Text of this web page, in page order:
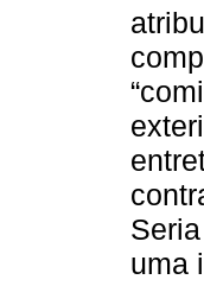
uma